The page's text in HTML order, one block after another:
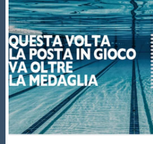
Fondo
Salvamento
Master
Formazione